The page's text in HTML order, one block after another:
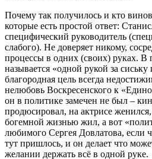
Почему так получилось и кто
которые есть простой ответ:
специфический руководитель
слабого). Не доверяет никому,
процессы в одних (своих) руках. В
называется «одной рукой за сиську
благородная цель всегда
нелюбовь Воскресенского к
он в политике замечен не был –
продюсировал, на актрисе
богемной жизнью жил, а вот
любимого Сергея Довлатова, если
тут пришлось, и он делает что
желании держать всё в одной руке.